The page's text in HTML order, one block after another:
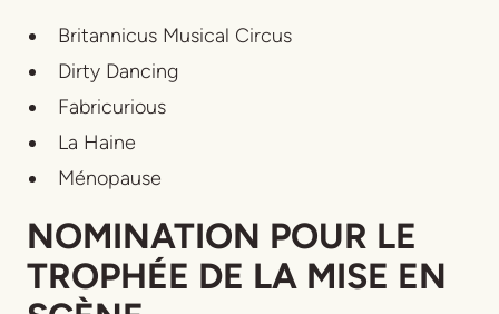
Britannicus Musical Circus
Dirty Dancing
Fabricurious
La Haine
Ménopause
NOMINATION POUR LE
TROPHÉE DE LA MISE EN